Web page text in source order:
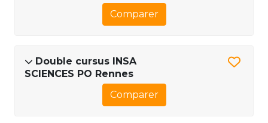
Comparer
Double cursus INSA
SCIENCES PO Rennes
Comparer